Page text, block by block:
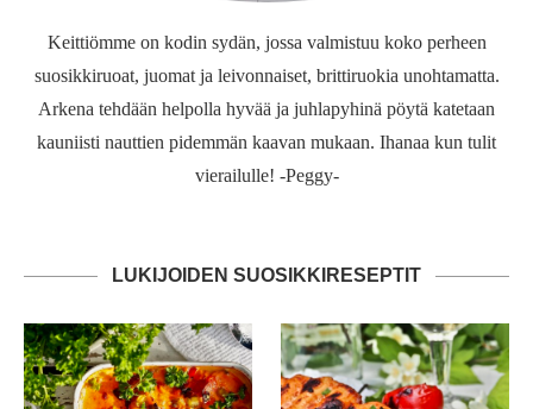
Keittiömme on kodin sydän, jossa valmistuu koko perheen
suosikkiruoat, juomat ja leivonnaiset, brittiruokia unohtamatta.
Arkena tehdään helpolla hyvää ja juhlapyhinä pöytä katetaan
kauniisti nauttien pidemmän kaavan mukaan. Ihanaa kun tulit
vierailulle! -Peggy-
LUKIJOIDEN SUOSIKKIRESEPTIT